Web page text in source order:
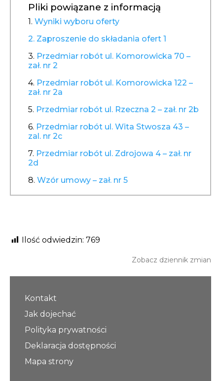
Prawo
Pliki powiązane z informacją
1. Wyniki wyboru oferty
2. Zaproszenie do składania ofert 1
3. Przedmiar robót ul. Komorowicka 70 –
zał. nr 2
4. Przedmiar robót ul. Komorowicka 122 –
zał. nr 2a
5. Przedmiar robót ul. Rzeczna 2 – zał. nr 2b
6. Przedmiar robót ul. Wita Stwosza 43 –
zal. nr 2c
7. Przedmiar robót ul. Zdrojowa 4 – zał. nr
2d
8. Wzór umowy – zał. nr 5
Ilość odwiedzin: 769
Zobacz dziennik zmian
Kontakt
Jak dojechać
Polityka prywatności
Deklaracja dostępności
Mapa strony